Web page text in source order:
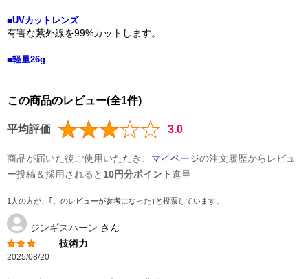
■UVカットレンズ
有害な紫外線を99%カットします。
■軽量26g
この商品のレビュー(全1件)
平均評価 3.0
商品が届いた後ご使用いただき、 マイページの注文履歴からレビュ
ー投稿＆採用されると 10円分ポイント進呈
1人の方が、｢このレビューが参考になった｣と投票しています。
ジンギスハーン さん
技術力
2025/08/20